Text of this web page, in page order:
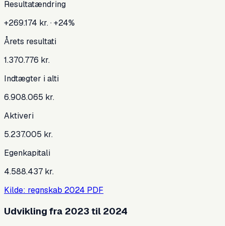
Resultatændring
+269.174 kr.· +24%
Årets resultati
1.370.776 kr.
Indtægter i alti
6.908.065 kr.
Aktiveri
5.237.005 kr.
Egenkapitali
4.588.437 kr.
Kilde: regnskab 2024 PDF
Udvikling fra 2023 til 2024